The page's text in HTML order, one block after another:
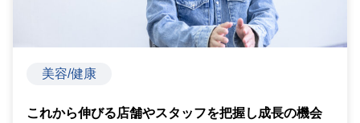
美容/健康
これから伸びる店舗やスタッフを把握し成長の機会